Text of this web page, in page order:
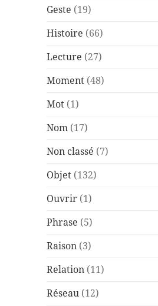
Geste (19)
Histoire (66)
Lecture (27)
Moment (48)
Mot (1)
Nom (17)
Non classé (7)
Objet (132)
Ouvrir (1)
Phrase (5)
Raison (3)
Relation (11)
Réseau (12)